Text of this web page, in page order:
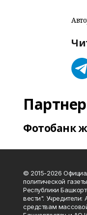
Фотобанк
© 2015-2026
политической
Республики
вести". Учредители:
средствам